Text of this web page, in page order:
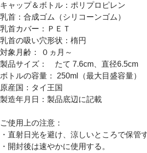
キャップ＆ボトル：ポリプロピレン
乳首：合成ゴム（シリコーンゴム）
乳首カバー：ＰＥＴ
乳首の吸い穴形状：楕円
対象月齢： ０ヵ月～
製品サイズ： たて 7.6cm、直径6.5cm
ボトルの容量： 250ml（最大目盛容量）
原産国：タイ王国
製造年月日：製品底辺に記載
ご使用上の注意：
・直射日光を避け、涼しいところで保管
・開封後は速やかに使用する。